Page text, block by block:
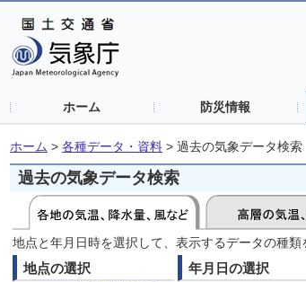
ホーム 防災情報
ホーム > 各種データ・資料 > 過去の気象データ検索
過去の気象データ検索
地点と年月日時を選択して、表示するデータの種類
地点の選択 年月日の選択